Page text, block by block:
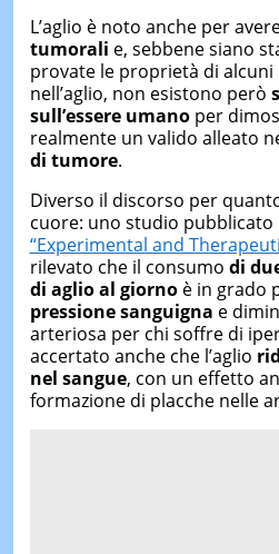
L’aglio è noto anche per
tumorali e, sebbene siano
provate le proprietà di
nell’aglio, non esistono però
sull’essere umanoper
realmente un valido alleato
di tumore.
Diverso il discorso per
cuore: uno studio pubblicato
“Experimental and
rilevato che il consumo di
di aglio al giornoè in grado
pressione sanguigna e
arteriosa per chi soffre di
accertato anche che l’aglio
nel sangue, con un effetto
formazione di placche nelle